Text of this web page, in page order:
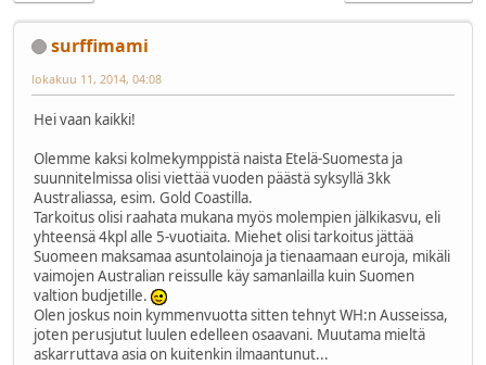
surffimami
lokakuu 11, 2014, 04:08
Hei vaan kaikki!
Olemme kaksi kolmekymppistä naista Etelä-Suomesta ja
suunnitelmissa olisi viettää vuoden päästä syksyllä 3kk
Australiassa, esim. Gold Coastilla.
Tarkoitus olisi raahata mukana myös molempien jälkikasvu, eli
yhteensä 4kpl alle 5-vuotiaita. Miehet olisi tarkoitus jättää
Suomeen maksamaa asuntolainoja ja tienaamaan euroja, mikäli
vaimojen Australian reissulle käy samanlailla kuin Suomen
valtion budjetille.
Olen joskus noin kymmenvuotta sitten tehnyt WH:n Ausseissa,
joten perusjutut luulen edelleen osaavani. Muutama mieltä
askarruttava asia on kuitenkin ilmaantunut...